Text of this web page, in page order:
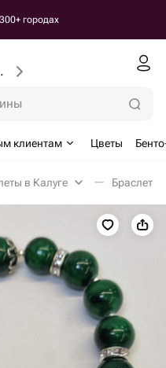
городах
клиентам Цветы
в Калуге Браслет